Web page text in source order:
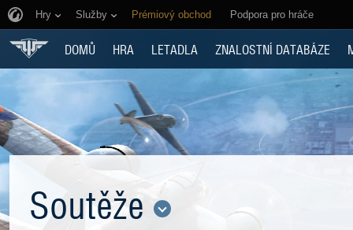
Hry Služby Prémiový obchod Podpora pro hráče
DOMŮ HRA LETADLA ZNALOSTNÍ DATABÁZE
Soutěže